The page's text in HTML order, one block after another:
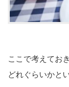
ここで考えてお
どれぐらいかと